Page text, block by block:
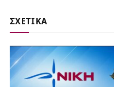
ΣΧΕΤΙΚΑ